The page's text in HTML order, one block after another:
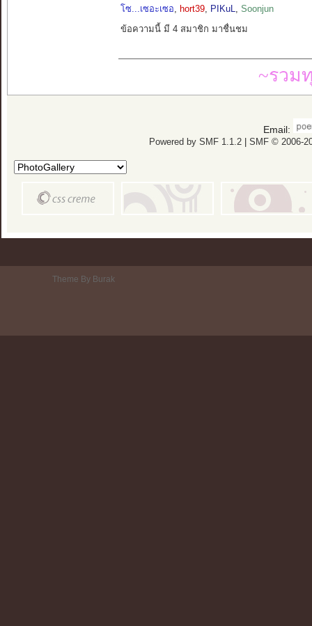
โซ...เซอะเซอ hort39, PIKuL
Soonjun
ข้อความนี้ มี 4 สมาชิก มาชื่นชม
~รวม
Email:
Powered by SMF 1.1.2| SMF © 2006-
Theme By Burak